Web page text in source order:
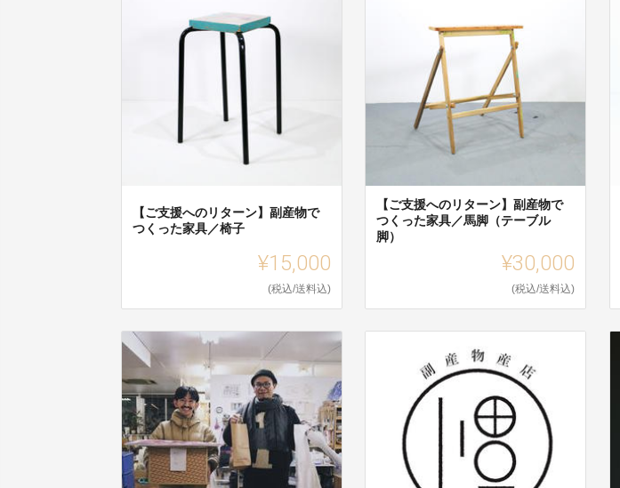
【ご支援へのリターン】副産物で
つくった家具／椅子
¥15,000
(税込/送料込)
【ご支援へのリターン】副産物で
つくった家具／馬脚（テーブル
脚）
¥30,000
(税込/送料込)